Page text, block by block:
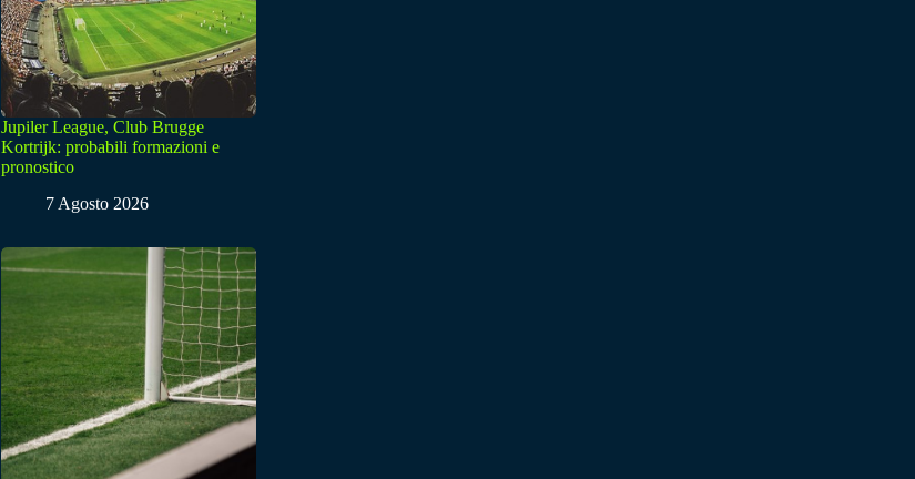
Jupiler League, Club Brugge
Kortrijk: probabili formazioni e
pronostico
7 Agosto 2026